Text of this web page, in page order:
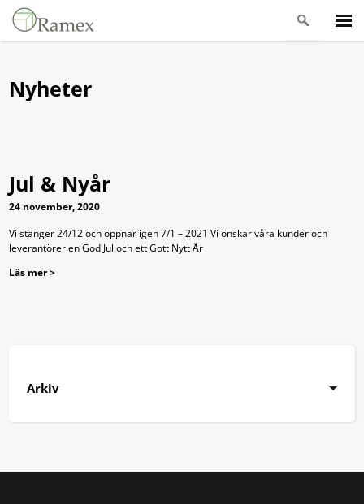
Nyheter
Jul & Nyår
24 november, 2020
Vi stänger 24/12 och öppnar igen 7/1 – 2021 Vi önskar våra kunder och
leverantörer en God Jul och ett Gott Nytt År
Läs mer >
Arkiv